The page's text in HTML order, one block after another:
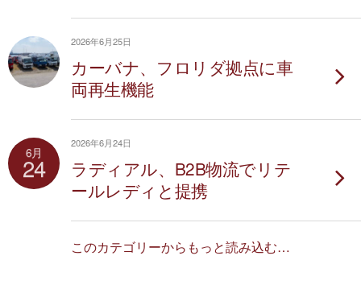
2026年6月25日
カーバナ、フロリダ拠点に車
両再生機能
6月
24
2026年6月24日
ラディアル、B2B物流でリテ
ールレディと提携
このカテゴリーからもっと読み込む…